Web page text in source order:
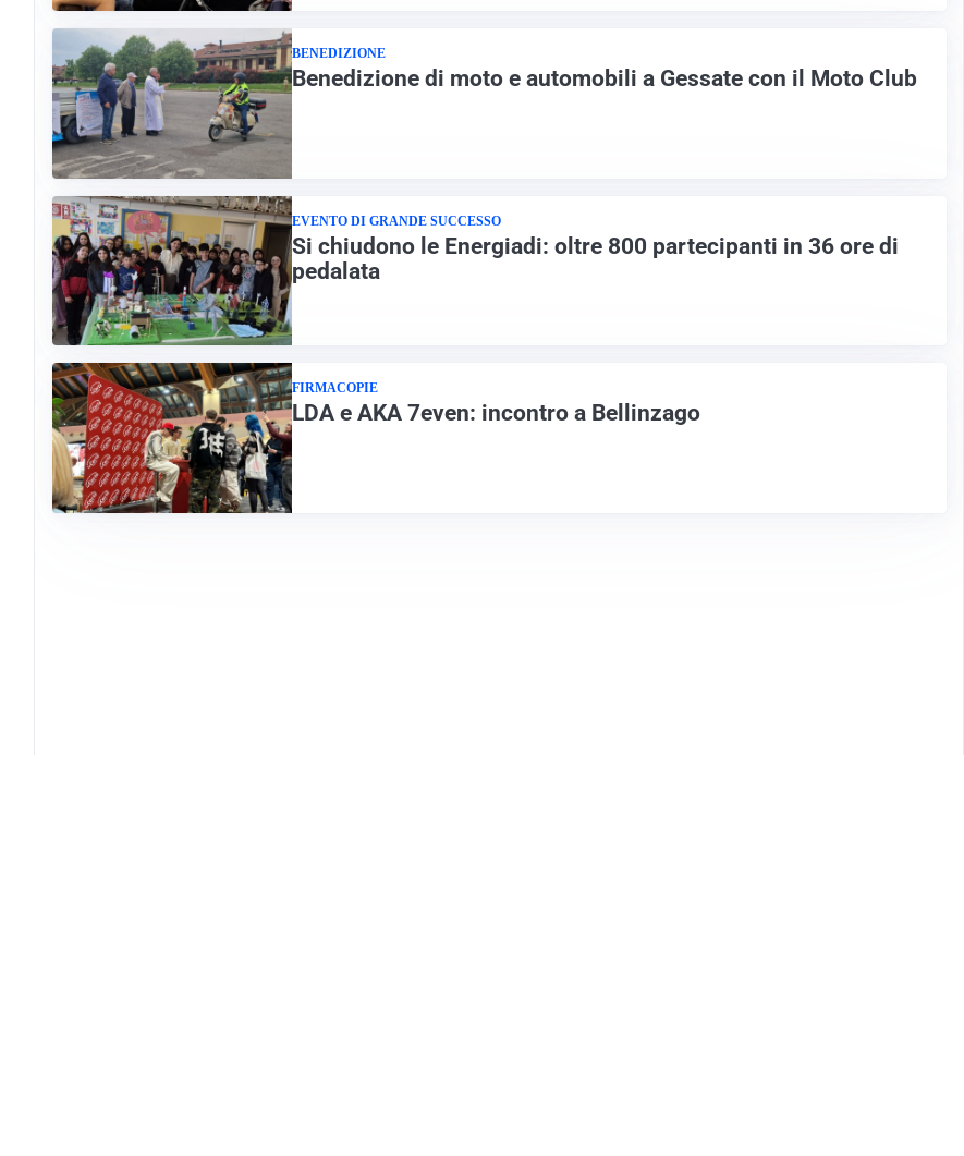
BENEDIZIONE
Benedizione di moto e automobili a Gessate con il Moto Club
EVENTO DI GRANDE SUCCESSO
Si chiudono le Energiadi: oltre 800 partecipanti in 36 ore di
pedalata
FIRMACOPIE
LDA e AKA 7even: incontro a Bellinzago